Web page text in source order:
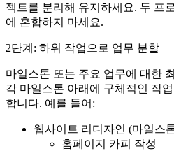
젝트를 분리해 유지하세요. 두 프
에 혼합하지 마세요.
2단계: 하위 작업으로 업무 분할
마일스톤 또는 주요 업무에 대한
각 마일스톤 아래에 구체적인 작
합니다. 예를 들어:
웹사이트 리디자인 (마일스
홈페이지 카피 작성